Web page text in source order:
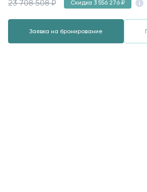
23 708 508 ₽ Скидка 3 556 276 ₽
Заявка на бронирование